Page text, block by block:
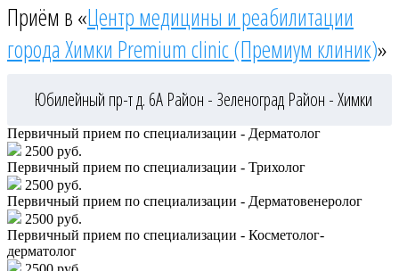
Приём в «Центр медицины и реабилитации
города Химки Premium clinic (Премиум клиник)»
Юбилейный пр-т д. 6А Район - Зеленоград Район - Химки
Первичный прием по специализации - Дерматолог
2500 руб.
Первичный прием по специализации - Трихолог
2500 руб.
Первичный прием по специализации - Дерматовенеролог
2500 руб.
Первичный прием по специализации - Косметолог-
дерматолог